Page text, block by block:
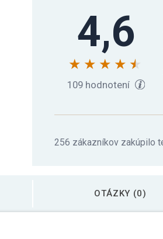
Gorilla Sports
Gorilla Sports
Gorilla Sports Sada
4,6
109 hodnotení
256 zákazníkov zakúpilo
OTÁZKY (0)